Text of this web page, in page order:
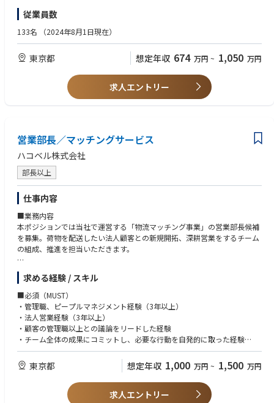
■具体的には：
・運用システム要件定義～検証計画～実装計画立案
・運用システムの策定、改修
・新規・既存の物流倉庫内、配送プロセスの運用設計、導入支援
・物流品質、コスト改善の提案と実装
・業務プロセス改善活動として現場作業の効率化等の実践
・物流センターにおけるイレギュラー処理全般の管理、改善
スト管理
・対顧客対応（各種報告業務、新規案件運用構築等）
■ポジションの魅力：
サプライチェーンはサービスにおけるアンカーとして、お客さまへ最適な
スピード・品質で安心をお届けする部門です。
今回のポジションはサプライチェーンの全てのプロセスを管理・改善する
チームのポジションとなり、ビジネスにおいて広範囲に活躍できる機会の
あるポジションとなります。
■当社について：
アシュリオングループは人と最新のテクノロジーを繋げ、人の生活をより
快適なものにしたいという思いを持った企業です。日本事業は携帯端末ユ
ーザーに独自の補償プログラムとカスタマーサービスを提供し、どんな機
種を利用していても、電話一本、画面のクリックを一つさえすれば、翌日
にスマホの交換、データの移管等、簡単な事から専門性の高い事までスム
ーズに解決まで導きます。
■歓迎条件：
・物流システムの導入・改善プロジェクトに関わった経験
・チームリードやマネジメント経験
・ベンダーや倉庫との折衝経験
従業員数
133名 （2024年8月1日現在）
東京都 想定年収 674 万円 ~ 1,050 万円
求人エントリー
営業部長／マッチングサービス
ハコベル株式会社
部長以上
仕事内容
■業務内容
本ポジションでは当社で運営する「物流マッチング事業」の営業部長候補
を募集。荷物を配送したい法人顧客との新規開拓、深耕営業をするチーム
の組成、推進を担当いただきます。
具体的には・・・
・営業戦略の策定・立案〜実行
当社内の最大規模の事業のさらなる成長を実現するための営業戦略策定〜
実行
達成に向けた営業戦術を含めたビジネスオペレーションの設計、及び実
行、並びに組織マネジメント
四半期単位での高い売上目標に対し、常に成果をデリバリーする強い営業
力とコミットメント
新規顧客の開拓、既存顧客の深耕営業
社内リソース（配車チーム、プロダクトチーム、企画チームなど）を適切
求める経験 / スキル
■必須（MUST）
・管理職、ピープルマネジメント経験（3年以上）
・法人営業経験（3年以上）
・顧客の管理職以上との議論をリードした経験
・チーム全体の成果にコミットし、必要な行動を自発的に取った経験
■歓迎（WANT）
・徹底的な行動量の担保や規律のきいたチーム運営をしてきた経験
・物流ドメインにおけるご経験
東京都 想定年収 1,000 万円 ~ 1,500 万円
求人エントリー